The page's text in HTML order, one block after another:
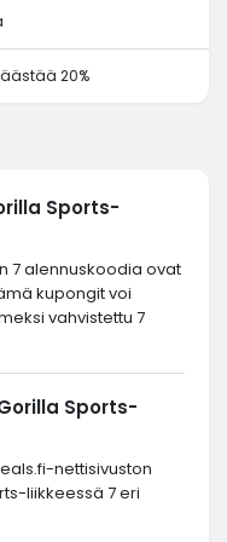
20%
Sports-
7 alennuskoodia ovat
kupongit voi
vahvistettu 7
Sports-
nettisivuston
liikkeessä 7 eri